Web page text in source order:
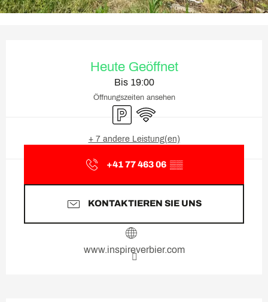
Heute Geöffnet
Bis 19:00
Öffnungszeiten ansehen
Parkplatz
Wi-Fi
+ 7 andere Leistung(en)
+41 77 463 06 ▒▒
KONTAKTIEREN SIE UNS
www.inspireverbier.com